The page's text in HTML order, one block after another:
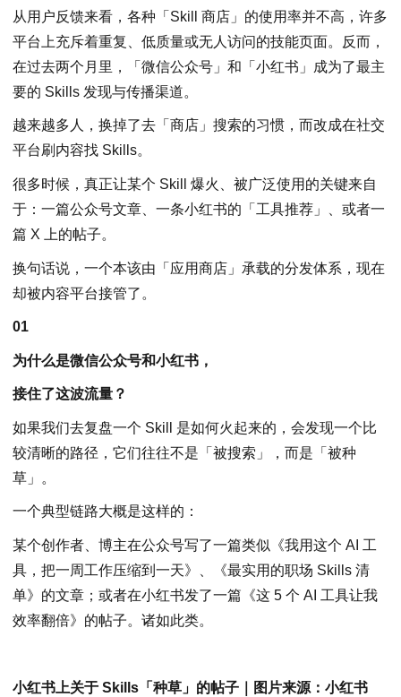
从用户反馈来看，各种「Skill 商店」的使用率并不高，许多
平台上充斥着重复、低质量或无人访问的技能页面。反而，
在过去两个月里，「微信公众号」和「小红书」成为了最主
要的 Skills 发现与传播渠道。
越来越多人，换掉了去「商店」搜索的习惯，而改成在社交
平台刷内容找 Skills。
很多时候，真正让某个 Skill 爆火、被广泛使用的关键来自
于：一篇公众号文章、一条小红书的「工具推荐」、或者一
篇 X 上的帖子。
换句话说，一个本该由「应用商店」承载的分发体系，现在
却被内容平台接管了。
01
为什么是微信公众号和小红书，
接住了这波流量？
如果我们去复盘一个 Skill 是如何火起来的，会发现一个比
较清晰的路径，它们往往不是「被搜索」，而是「被种
草」。
一个典型链路大概是这样的：
某个创作者、博主在公众号写了一篇类似《我用这个 AI 工
具，把一周工作压缩到一天》、《最实用的职场 Skills 清
单》的文章；或者在小红书发了一篇《这 5 个 AI 工具让我
效率翻倍》的帖子。诸如此类。
小红书上关于 Skills「种草」的帖子｜图片来源：小红书